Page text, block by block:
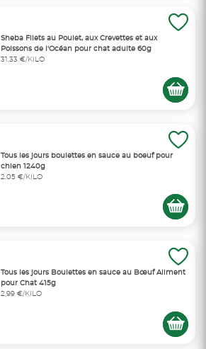
Sheba Filets au Poulet, aux Crevettes et aux
Poissons de l'Océan pour chat adulte 60g
31,33 €/KILO
Tous les jours boulettes en sauce au boeuf pour
chien 1240g
2,05 €/KILO
Tous les jours Boulettes en sauce au Bœuf Aliment
pour Chat 415g
2,99 €/KILO